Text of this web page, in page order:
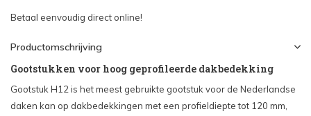
Betaal eenvoudig direct online!
Productomschrijving
Gootstukken voor hoog geprofileerde dakbedekking
Gootstuk H12 is het meest gebruikte gootstuk voor de Nederlandse
daken kan op dakbedekkingen met een profieldiepte tot 120 mm,